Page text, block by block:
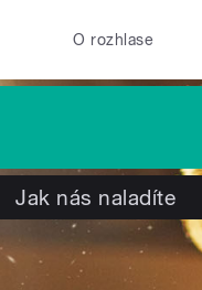
O rozhlase
Jak nás naladíte